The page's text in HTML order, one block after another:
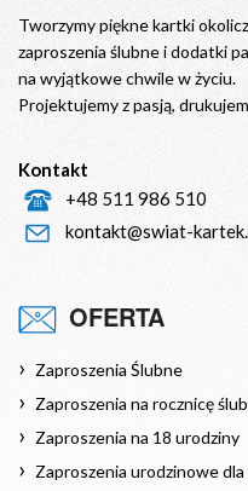
Tworzymy piękne kartki
zaproszenia ślubne i dodatki
na wyjątkowe chwile w życiu.
Projektujemy z pasją,
Kontakt
+48 511 986 510
kontakt@swiat-
OFERTA
Zaproszenia Ślubne
Zaproszenia na rocznicę
Zaproszenia na 18 urodziny
Zaproszenia urodzinowe dla